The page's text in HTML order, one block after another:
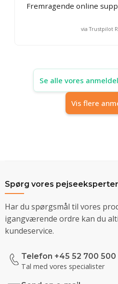
Fremragende online
via Trustpilot
Se alle vores
Vis flere
Spørg vores pejseeksperter
Har du spørgsmål til vores
igangværende ordre kan du
kundeservice.
Telefon +45 52 700 500
Tal med vores specialister